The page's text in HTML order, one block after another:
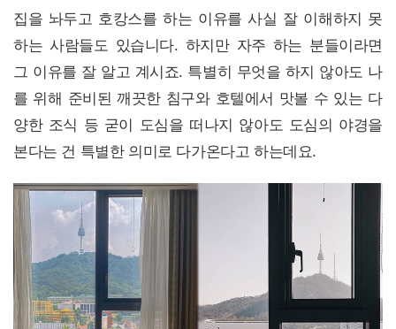
집을 놔두고 호캉스를 하는 이유를 사실 잘 이해하지 못
하는 사람들도 있습니다. 하지만 자주 하는 분들이라면
그 이유를 잘 알고 계시죠. 특별히 무엇을 하지 않아도 나
를 위해 준비된 깨끗한 침구와 호텔에서 맛볼 수 있는 다
양한 조식 등 굳이 도심을 떠나지 않아도 도심의 야경을
본다는 건 특별한 의미로 다가온다고 하는데요.